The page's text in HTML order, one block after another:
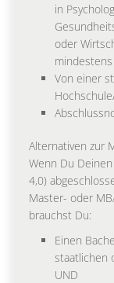
in
oder
Von einer
Alternativen zur
Wenn Du
4,0)
Master- oder
brauchst Du:
Einen
staatlichen
UND